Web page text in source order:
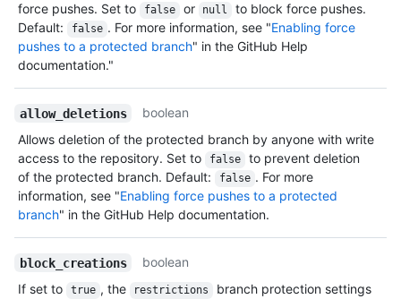
force pushes. Set to
false or null
to block force pushes.
Default:
false . For more information, see "Enabling force
pushes to a protected branch" in the GitHub Help
documentation."
allow_deletions
boolean
Allows deletion of the protected branch by anyone with write
access to the repository. Set to
false
to prevent deletion
of the protected branch. Default:
false . For more
information, see "Enabling force pushes to a protected
branch" in the GitHub Help documentation.
block_creations
boolean
If set to
true , the restrictions
branch protection settings